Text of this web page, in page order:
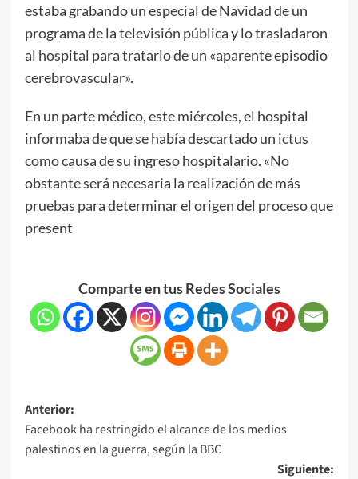
estaba grabando un especial de Navidad de un
programa de la televisión pública y lo trasladaron
al hospital para tratarlo de un «aparente episodio
cerebrovascular».
En un parte médico, este miércoles, el hospital
informaba de que se había descartado un ictus
como causa de su ingreso hospitalario. «No
obstante será necesaria la realización de más
pruebas para determinar el origen del proceso que
present
Comparte en tus Redes Sociales
Anterior:
Facebook ha restringido el alcance de los medios
palestinos en la guerra, según la BBC
Siguiente: